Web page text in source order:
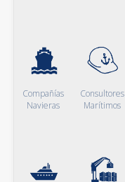
Compañías
Navieras
Consultores
Marítimos